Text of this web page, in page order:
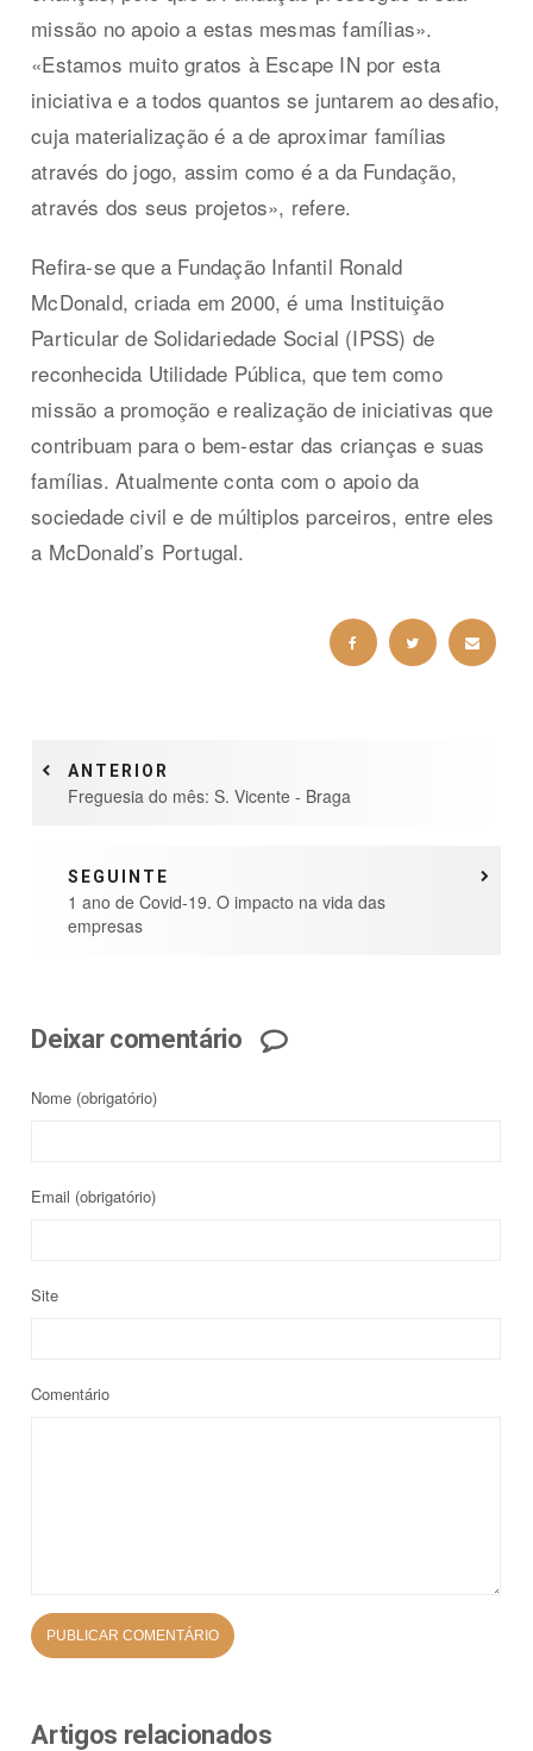
missão no apoio a estas mesmas famílias».
«Estamos muito gratos à Escape IN por esta
iniciativa e a todos quantos se juntarem ao desafio,
cuja materialização é a de aproximar famílias
através do jogo, assim como é a da Fundação,
através dos seus projetos», refere.
Refira-se que a Fundação Infantil Ronald
McDonald, criada em 2000, é uma Instituição
Particular de Solidariedade Social (IPSS) de
reconhecida Utilidade Pública, que tem como
missão a promoção e realização de iniciativas que
contribuam para o bem-estar das crianças e suas
famílias. Atualmente conta com o apoio da
sociedade civil e de múltiplos parceiros, entre eles
a McDonald’s Portugal.
ANTERIOR
Freguesia do mês: S. Vicente - Braga
SEGUINTE
1 ano de Covid-19. O impacto na vida das
empresas
Deixar comentário
Nome (obrigatório)
Email (obrigatório)
Site
Comentário
Artigos relacionados